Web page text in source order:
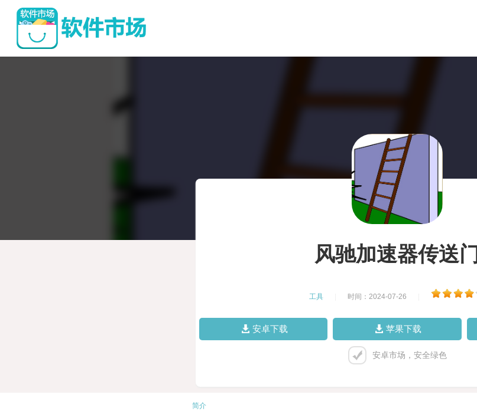
风驰加速器传送门
工具 时间：2024-07-26
安卓下载 苹果下载
安卓市场，安全绿色
简介